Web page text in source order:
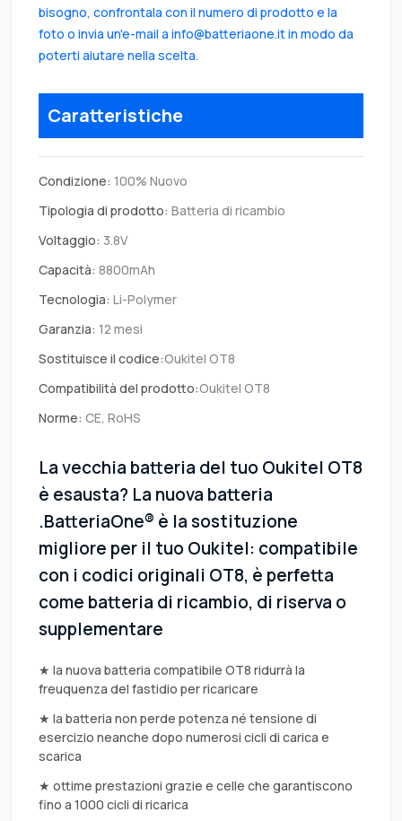
bisogno, confrontala con il numero di prodotto e la
foto o invia un'e-mail a info@batteriaone.it in modo da
poterti aiutare nella scelta.
Caratteristiche
Condizione: 100% Nuovo
Tipologia di prodotto: Batteria di ricambio
Voltaggio: 3.8V
Capacità: 8800mAh
Tecnologia: Li-Polymer
Garanzia: 12 mesi
Sostituisce il codice:Oukitel OT8
Compatibilità del prodotto:Oukitel OT8
Norme: CE, RoHS
La vecchia batteria del tuo Oukitel OT8
è esausta? La nuova batteria
.BatteriaOne® è la sostituzione
migliore per il tuo Oukitel: compatibile
con i codici originali OT8, è perfetta
come batteria di ricambio, di riserva o
supplementare
★ la nuova batteria compatibile OT8 ridurrà la
freuquenza del fastidio per ricaricare
★ la batteria non perde potenza né tensione di
esercizio neanche dopo numerosi cicli di carica e
scarica
★ ottime prestazioni grazie e celle che garantiscono
fino a 1000 cicli di ricarica